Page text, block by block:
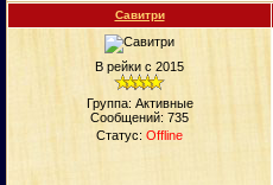
Савитри
В рейки с 2015
Группа: Активные
Сообщений: 735
Статус: Offline